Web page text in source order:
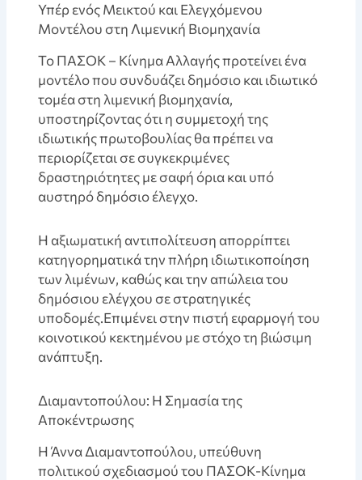
Υπέρ ενός Μεικτού και Ελεγχόμενου
Μοντέλου στη Λιμενική Βιομηχανία
Το ΠΑΣΟΚ – Κίνημα Αλλαγής προτείνει ένα
μοντέλο που συνδυάζει δημόσιο και ιδιωτικό
τομέα στη λιμενική βιομηχανία,
υποστηρίζοντας ότι η συμμετοχή της
ιδιωτικής πρωτοβουλίας θα πρέπει να
περιορίζεται σε συγκεκριμένες
δραστηριότητες με σαφή όρια και υπό
αυστηρό δημόσιο έλεγχο.
Η αξιωματική αντιπολίτευση απορρίπτει
κατηγορηματικά την πλήρη ιδιωτικοποίηση
των λιμένων, καθώς και την απώλεια του
δημόσιου ελέγχου σε στρατηγικές
υποδομές.Επιμένει στην πιστή εφαρμογή του
κοινοτικού κεκτημένου με στόχο τη βιώσιμη
ανάπτυξη.
Διαμαντοπούλου: Η Σημασία της
Αποκέντρωσης
Η Άννα Διαμαντοπούλου, υπεύθυνη
πολιτικού σχεδιασμού του ΠΑΣΟΚ-Κίνημα